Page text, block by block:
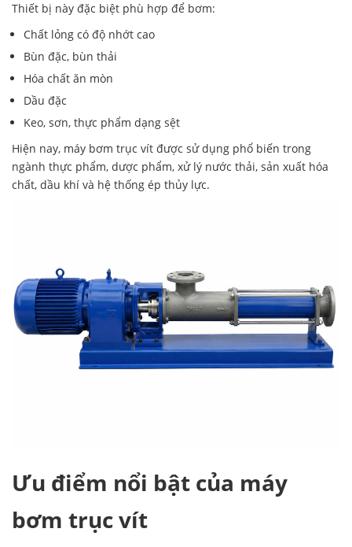
Thiết bị này đặc biệt phù hợp để bơm:
Chất lỏng có độ nhớt cao
Bùn đặc, bùn thải
Hóa chất ăn mòn
Dầu đặc
Keo, sơn, thực phẩm dạng sệt
Hiện nay, máy bơm trục vít được sử dụng phổ biến trong
ngành thực phẩm, dược phẩm, xử lý nước thải, sản xuất hóa
chất, dầu khí và hệ thống ép thủy lực.
Ưu điểm nổi bật của máy
bơm trục vít